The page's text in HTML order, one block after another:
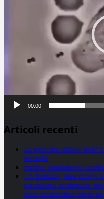
00:00
Articoli recenti
La proteina chiave
neuroni
Statine: inutilmente
Un farmaco, due nuove
carcinoma mammario
seno metastatico triplo